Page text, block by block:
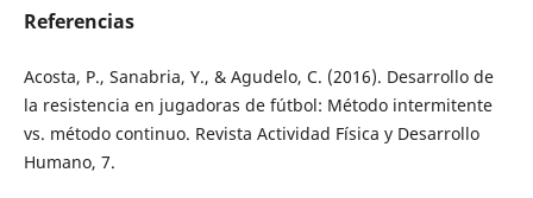
Referencias
Acosta, P., Sanabria, Y., & Agudelo, C. (2016). Desarrollo de
la resistencia en jugadoras de fútbol: Método intermitente
vs. método continuo. Revista Actividad Física y Desarrollo
Humano, 7.